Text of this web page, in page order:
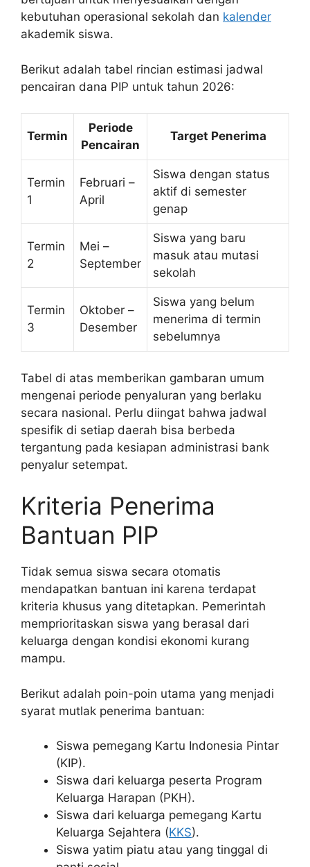
kebutuhan operasional sekolah dan kalender
akademik siswa.
Berikut adalah tabel rincian estimasi jadwal
pencairan dana PIP untuk tahun 2026:
Termin
Periode
Pencairan
Target Penerima
Termin
1
Februari –
April
Siswa dengan status
aktif di semester
genap
Termin
2
Mei –
September
Siswa yang baru
masuk atau mutasi
sekolah
Termin
3
Oktober –
Desember
Siswa yang belum
menerima di termin
sebelumnya
Tabel di atas memberikan gambaran umum
mengenai periode penyaluran yang berlaku
secara nasional. Perlu diingat bahwa jadwal
spesifik di setiap daerah bisa berbeda
tergantung pada kesiapan administrasi bank
penyalur setempat.
Kriteria Penerima
Bantuan PIP
Tidak semua siswa secara otomatis
mendapatkan bantuan ini karena terdapat
kriteria khusus yang ditetapkan. Pemerintah
memprioritaskan siswa yang berasal dari
keluarga dengan kondisi ekonomi kurang
mampu.
Berikut adalah poin-poin utama yang menjadi
syarat mutlak penerima bantuan:
Siswa pemegang Kartu Indonesia Pintar
(KIP).
Siswa dari keluarga peserta Program
Keluarga Harapan (PKH).
Siswa dari keluarga pemegang Kartu
Keluarga Sejahtera (KKS).
Siswa yatim piatu atau yang tinggal di